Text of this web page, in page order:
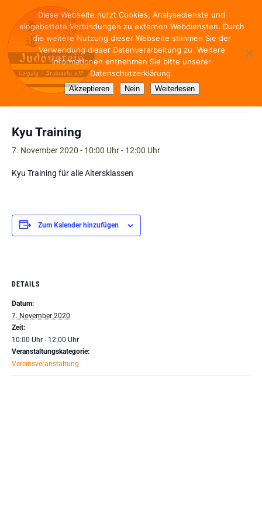
« Alle Veranstaltungen
Kyu Training
7. November 2020 - 10:00 Uhr- 12:00 Uhr
Kyu Training für alle Altersklassen
Zum Kalender hinzufügen
DETAILS
Datum:
7. November 2020
Zeit:
10:00 Uhr - 12:00 Uhr
Veranstaltungskategorie:
Vereinsveranstaltung
Diese Webseite nutzt Cookies, Analysedienste und
eingebettete Verbindungen zu externen Webdiensten. Durch
die weitere Nutzung dieser Webseite stimmen Sie der
Verwendung dieser Datenverarbeitung zu. Weitere
Informationen entnehmen Sie bitte unserer
Datenschutzerklärung.
Akzeptieren Nein Weiterlesen